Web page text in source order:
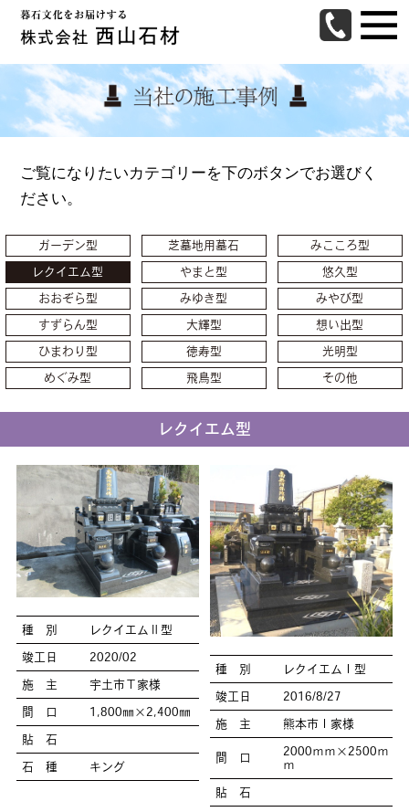
ご覧になりたいカテゴリーを下のボタンでお選びく
ださい。
ガーデン型 芝墓地用墓石 みこころ型
レクイエム型 やまと型 悠久型
おおぞら型 みゆき型 みやび型
すずらん型 大輝型 想い出型
ひまわり型 徳寿型 光明型
めぐみ型 飛鳥型 その他
レクイエム型
種 別 レクイエムⅡ型
竣工日 2020/02
施 主 宇土市Ｔ家様
間 口 1,800㎜×2,400㎜
貼 石
石 種 キング
種 別 レクイエムⅠ型
竣工日 2016/8/27
施 主 熊本市Ｉ家様
間 口
2000ｍｍ×2500ｍ
ｍ
貼 石